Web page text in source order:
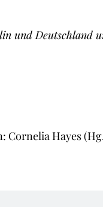
und Deutschland
Cornelia Hayes